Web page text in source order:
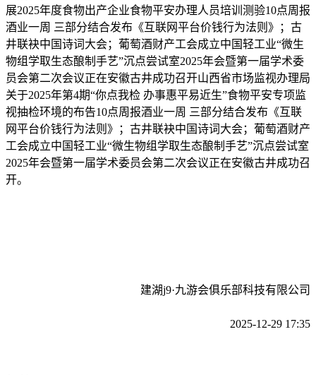
展2025年度食物出产企业食物平安办理人员培训测验10点周报
酒业一周 三部分结合发布《互联网平台价钱行为法则》；古
井联袂中国诗词大会；葡萄酒财产工会成立中国轻工业“微生
物组学取生态酿制手艺”沉点尝试室2025年会暨第一届学术委
员会第二次会议正在安徽古井成功召开山西省市场监视办理局
关于2025年第4期“你点我检 办事惠平易近生”食物平安专项监
视抽检环境的布告10点周报酒业一周 三部分结合发布《互联
网平台价钱行为法则》；古井联袂中国诗词大会；葡萄酒财产
工会成立中国轻工业“微生物组学取生态酿制手艺”沉点尝试室
2025年会暨第一届学术委员会第二次会议正在安徽古井成功召
开。
建湖j9·九游会俱乐部科技有限公司
2025-12-29 17:35